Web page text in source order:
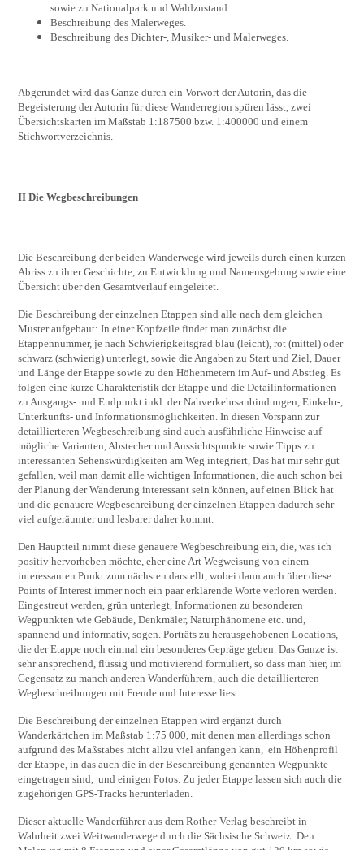
sowie zu Nationalpark und Waldzustand.
Beschreibung des Malerweges.
Beschreibung des Dichter-, Musiker- und Malerweges.
Abgerundet wird das Ganze durch ein Vorwort der Autorin, das die
Begeisterung der Autorin für diese Wanderregion spüren lässt, zwei
Übersichtskarten im Maßstab 1:187500 bzw. 1:400000 und einem
Stichwortverzeichnis.
II Die Wegbeschreibungen
Die Beschreibung der beiden Wanderwege wird jeweils durch einen kurzen
Abriss zu ihrer Geschichte, zu Entwicklung und Namensgebung sowie eine
Übersicht über den Gesamtverlauf eingeleitet.
Die Beschreibung der einzelnen Etappen sind alle nach dem gleichen
Muster aufgebaut: In einer Kopfzeile findet man zunächst die
Etappennummer, je nach Schwierigkeitsgrad blau (leicht), rot (mittel) oder
schwarz (schwierig) unterlegt, sowie die Angaben zu Start und Ziel, Dauer
und Länge der Etappe sowie zu den Höhenmetern im Auf- und Abstieg. Es
folgen eine kurze Charakteristik der Etappe und die Detailinformationen
zu Ausgangs- und Endpunkt inkl. der Nahverkehrsanbindungen, Einkehr-,
Unterkunfts- und Informationsmöglichkeiten. In diesen Vorspann zur
detaillierteren Wegbeschreibung sind auch ausführliche Hinweise auf
mögliche Varianten, Abstecher und Aussichtspunkte sowie Tipps zu
interessanten Sehenswürdigkeiten am Weg integriert, Das hat mir sehr gut
gefallen, weil man damit alle wichtigen Informationen, die auch schon bei
der Planung der Wanderung interessant sein können, auf einen Blick hat
und die genauere Wegbeschreibung der einzelnen Etappen dadurch sehr
viel aufgeräumter und lesbarer daher kommt.
Den Hauptteil nimmt diese genauere Wegbeschreibung ein, die, was ich
positiv hervorheben möchte, eher eine Art Wegweisung von einem
interessanten Punkt zum nächsten darstellt, wobei dann auch über diese
Points of Interest immer noch ein paar erklärende Worte verloren werden.
Eingestreut werden, grün unterlegt, Informationen zu besonderen
Wegpunkten wie Gebäude, Denkmäler, Naturphänomene etc. und,
spannend und informativ, sogen. Porträts zu herausgehobenen Locations,
die der Etappe noch einmal ein besonderes Gepräge geben. Das Ganze ist
sehr ansprechend, flüssig und motivierend formuliert, so dass man hier, im
Gegensatz zu manch anderen Wanderführern, auch die detaillierteren
Wegbeschreibungen mit Freude und Interesse liest.
Die Beschreibung der einzelnen Etappen wird ergänzt durch
Wanderkärtchen im Maßstab 1:75 000, mit denen man allerdings schon
aufgrund des Maßstabes nicht allzu viel anfangen kann, ein Höhenprofil
der Etappe, in das auch die in der Beschreibung genannten Wegpunkte
eingetragen sind, und einigen Fotos. Zu jeder Etappe lassen sich auch die
zugehörigen GPS-Tracks herunterladen.
Dieser aktuelle Wanderführer aus dem Rother-Verlag beschreibt in
Wahrheit zwei Weitwanderwege durch die Sächsische Schweiz: Den